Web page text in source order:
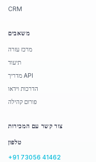
CRM
משאבים
מרכז עזרה
תיעוד
מדריך API
הדרכות וידאו
פורום קהילה
צור קשר עם המכירות
טלפון
+91 73056 41462